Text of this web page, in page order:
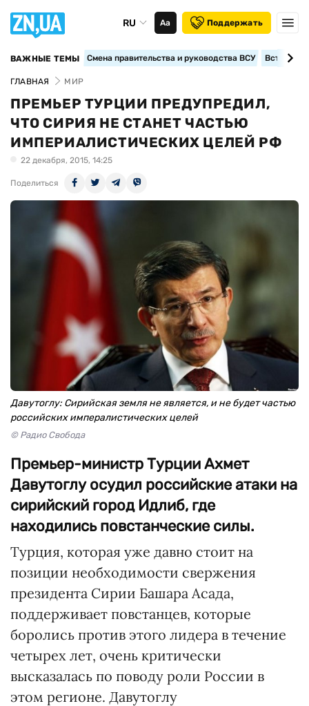
RU Аа Поддержать
ВАЖНЫЕ ТЕМЫ Смена правительства и руководства ВСУ
ГЛАВНАЯ МИР
ПРЕМЬЕР ТУРЦИИ ПРЕДУПРЕДИЛ,
ЧТО СИРИЯ НЕ СТАНЕТ ЧАСТЬЮ
ИМПЕРИАЛИСТИЧЕСКИХ ЦЕЛЕЙ РФ
22 декабря, 2015, 14:25
Поделиться
Давутоглу: Сирийская земля не является, и не будет частью
российских импералистических целей
© Радио Свобода
Премьер-министр Турции Ахмет
Давутоглу осудил российские атаки на
сирийский город Идлиб, где
находились повстанческие силы.
Турция, которая уже давно стоит на
позиции необходимости свержения
президента Сирии Башара Асада,
поддерживает повстанцев, которые
боролись против этого лидера в течение
четырех лет, очень критически
высказалась по поводу роли России в
этом регионе. Давутоглу